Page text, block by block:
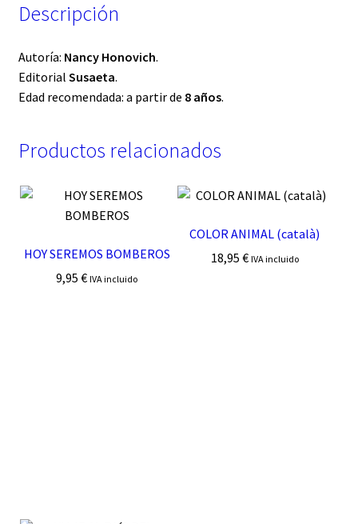
Descripción
Autoría: Nancy Honovich.
Editorial Susaeta.
Edad recomendada: a partir de 8 años.
Productos relacionados
HOY SEREMOS BOMBEROS
9,95€ IVA incluido
COLOR ANIMAL (català)
18,95 € IVA incluido